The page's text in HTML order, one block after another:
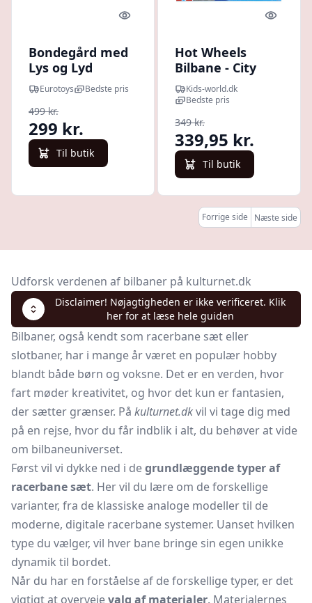
Quick look
Bondegård med
Lys og Lyd
Eurotoys Bedste pris
499 kr.
299 kr.
Til butik
Quick
Hot Wheels
Bilbane - City
Super Police
Station
Kids-world.dk
Bedste pris
349 kr.
339,95 kr.
Til butik
Forrige side Næste side
Udforsk verdenen af bilbaner på kulturnet.dk
Disclaimer! Nøjagtigheden er ikke verificeret. Klik
her for at læse hele guiden
Bilbaner, også kendt som racerbane sæt eller
slotbaner, har i mange år været en populær hobby
blandt både børn og voksne. Det er en verden, hvor
fart møder kreativitet, og hvor det kun er fantasien,
der sætter grænser. På kulturnet.dkvil vi tage dig med
på en rejse, hvor du får indblik i alt, du behøver at vide
om bilbaneuniverset.
Først vil vi dykke ned i degrundlæggende typer af
racerbanesæt. Her vil du lære om de forskellige
varianter, fra de klassiske analoge modeller til de
moderne, digitale racerbane systemer. Uanset hvilken
type du vælger, vil hver bane bringe sin egen unikke
dynamik til bordet.
Når du har en forståelse af de forskellige typer, er det
vigtigt at overvejevalg af materialer. Materialernes